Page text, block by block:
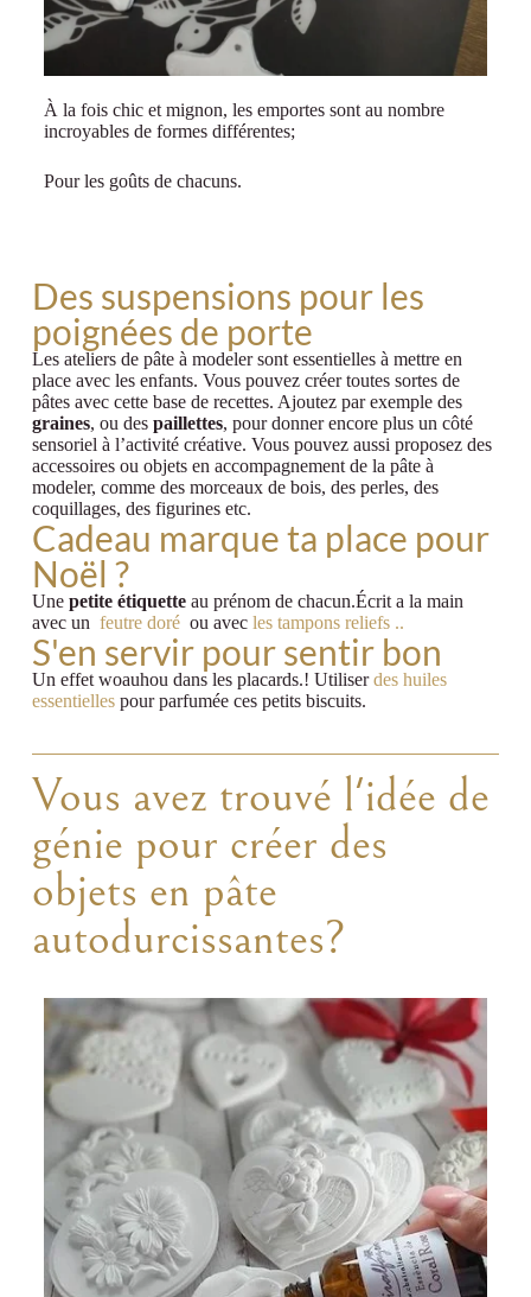
À la fois chic et mignon, les emportes sont au nombre
incroyables de formes différentes;
Pour les goûts de chacuns.
Des suspensions pour les
poignées de porte
Les ateliers de pâte à modeler sont essentielles à mettre en
place avec les enfants. Vous pouvez créer toutes sortes de
pâtes avec cette base de recettes. Ajoutez par exemple des
graines, ou des paillettes, pour donner encore plus un côté
sensoriel à l’activité créative. Vous pouvez aussi proposez des
accessoires ou objets en accompagnement de la pâte à
modeler, comme des morceaux de bois, des perles, des
coquillages, des figurines etc.
Cadeau marque ta place pour
Noël ?
Une petite étiquetteau prénom de chacun.Écrit a la main
avec un feutre doré ou avec les tampons reliefs ..
S'en servir pour sentir bon
Un effet woauhou dans les placards.! Utiliserdes huiles
essentiellespour parfumée ces petits biscuits.
Vous avez trouvé l'idée de
génie pour créer des
objets en pâte
autodurcissantes?